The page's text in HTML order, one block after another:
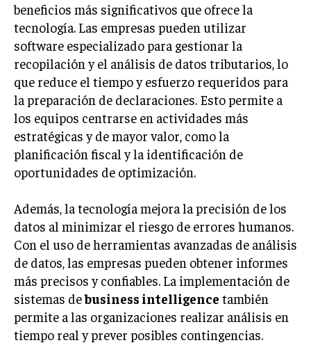
MÁS
PROYECTOS
GESTIÓN DE PROYECTOS
GESTIÓN DE OPERACIONES Y CADENA DE
SUMINISTRO
LOGÍSTICA EMPRESARIAL
CALIDAD Y MEJORA CONTINUA
TALENTOS
RECURSOS HUMANOS Y GESTIÓN DEL
COMPENSACIÓN Y BENEFICIOS
RECLUTAMIENTO Y SELECCIÓN
DESARROLLO DE PERSONAL
GESTIÓN DEL DESEMPEÑO
CULTURA Y CLIMA ORGANIZACIONAL
beneficios más significativos que ofrece la
tecnología. Las empresas pueden utilizar
software especializado para gestionar la
recopilación y el análisis de datos tributarios, lo
que reduce el tiempo y esfuerzo requeridos para
la preparación de declaraciones. Esto permite a
los equipos centrarse en actividades más
estratégicas y de mayor valor, como la
planificación fiscal y la identificación de
oportunidades de optimización.
Además, la tecnología mejora la precisión de los
datos al minimizar el riesgo de errores humanos.
Con el uso de herramientas avanzadas de análisis
de datos, las empresas pueden obtener informes
más precisos y confiables. La implementación de
sistemas debusiness intelligence también
permite a las organizaciones realizar análisis en
tiempo real y prever posibles contingencias.